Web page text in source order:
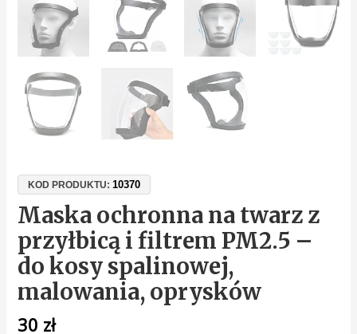
KOD PRODUKTU:10370
Maska ochronna na twarz z
przyłbicą i filtrem PM2.5 –
do kosy spalinowej,
malowania, oprysków
30 zł